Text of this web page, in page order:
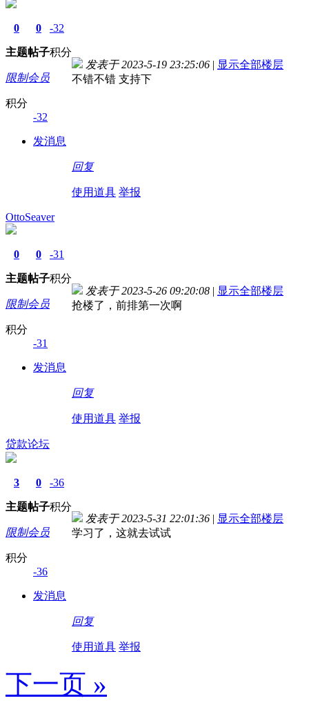
0
主题
0
帖子
-32
积分
限制会员
积分
-32
发消息
发表于 2023-5-19 23:25:06 | 显示全部楼层
不错不错 支持下
回复
使用道具 举报
OttoSeaver
0
主题
0
帖子
-31
积分
限制会员
积分
-31
发消息
发表于 2023-5-26 09:20:08 | 显示全部楼层
抢楼了，前排第一次啊
回复
使用道具 举报
贷款论坛
3
主题
0
帖子
-36
积分
限制会员
积分
-36
发消息
发表于 2023-5-31 22:01:36 | 显示全部楼层
学习了，这就去试试
回复
使用道具 举报
下一页 »